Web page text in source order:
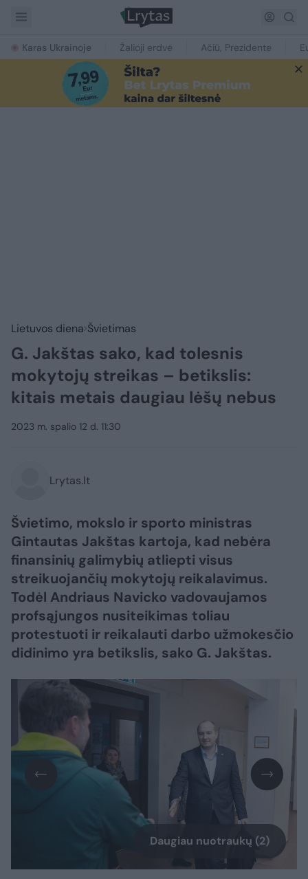
Karas Ukrainoje Žalioji erdvė Ačiū, Prezidente
Lietuvos diena Švietimas
G. Jakštas sako, kad tolesnis
mokytojų streikas – betikslis:
kitais metais daugiau lėšų nebus
2023 m. spalio 12 d. 11:30
Lrytas.lt
Švietimo, mokslo ir sporto ministras
Gintautas Jakštas kartoja, kad nebėra
finansinių galimybių atliepti visus
streikuojančių mokytojų reikalavimus.
Todėl Andriaus Navicko vadovaujamos
profsąjungos nusiteikimas toliau
protestuoti ir reikalauti darbo užmokesčio
didinimo yra betikslis, sako G. Jakštas.
Daugiau nuotraukų (2)